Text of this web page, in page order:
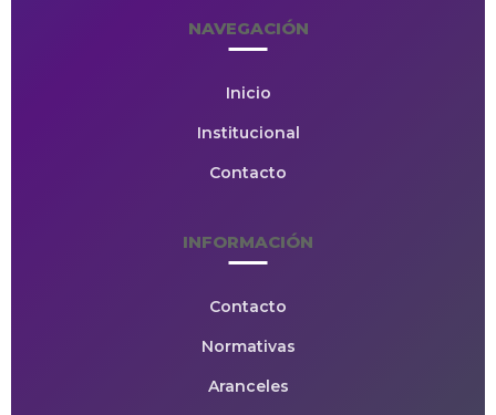
NAVEGACIÓN
Inicio
Institucional
Contacto
INFORMACIÓN
Contacto
Normativas
Aranceles